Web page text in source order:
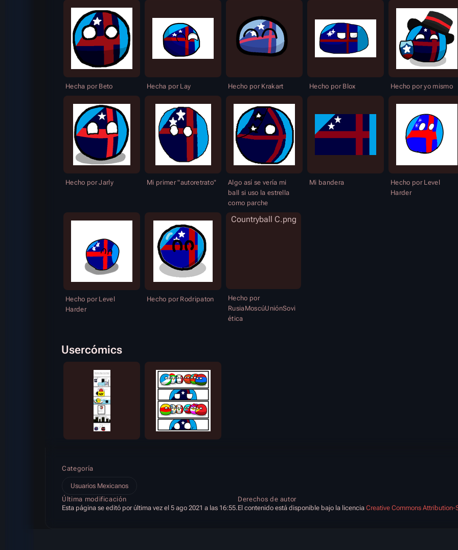
Hecha por Beto Hecha por Lay Hecho por Krakart Hecho por Blox Hecho por yo mismo
Hecho por Jarly Mi primer "autoretrato"
Algo así se vería mi
ball si uso la estrella
como parche
Mi bandera
Hecho por Level
Harder
Hecho por Level
Harder
Hecho por Rodripaton
Countryball C.png
Hecho por
RusiaMoscúUniónSovi
ética
Usercómics
Categoría
Usuarios Mexicanos
Última modificación
Esta página se editó por última vez el 5 ago 2021 a las 16:55.
Derechos de autor
El contenido está disponible bajo la licencia Creative Commons Attribution-